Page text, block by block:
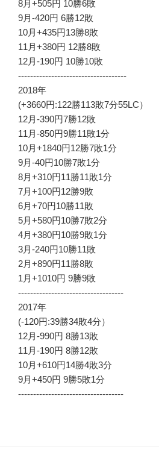
8月+505円 10勝6敗
9月-420円 6勝12敗
10月+435円13勝8敗
11月+380円 12勝8敗
12月-190円 10勝10敗
------------------------------------
2018年
(+3660円:122勝113敗7分55LC）
12月-390円7勝12敗
11月-850円9勝11敗1分
10月+1840円12勝7敗1分
9月-40円10勝7敗1分
8月+310円11勝11敗1分
7月+100円12勝9敗
6月+70円10勝11敗
5月+580円10勝7敗2分
4月+380円10勝9敗1分
3月-240円10勝11敗
2月+890円11勝8敗
1月+1010円 9勝9敗
-----------------------------------
2017年
(-120円:39勝34敗4分）
12月-990円 8勝13敗
11月-190円 8勝12敗
10月+610円14勝4敗3分
9月+450円 9勝5敗1分
-----------------------------------